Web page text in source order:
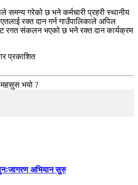
समन्य गरेको छ भने कर्मचारी प्रहरी स्थानीय
रक्त दान गर्न गाउँपालिकाले अपिल
रगत संकलन भएको छ भने रक्त दान कार्यक्रम
प्रकाशित
महसुस भयो ?
अभियान सुरु